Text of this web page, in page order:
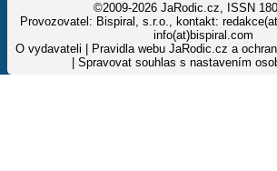
©2009-2026 JaRodic.cz, ISSN
Provozovatel: Bispiral, s.r.o., kontakt:
info(at)bispiral.com
O vydavateli
Pravidla webu JaRodic.cz a
Spravovat souhlas s nastavením